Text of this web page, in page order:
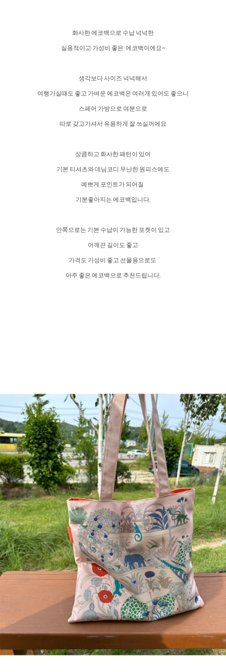
화사한 에코백으로 수납 넉넉한
실용적이고 가성비 좋은 에코백이에요~
생각보다 사이즈 넉넉해서
여행가실때도 좋고 가벼운 에코백은 여러개 있어도 좋으니
스페어 가방으로 여분으로
따로 갖고가셔서 유용하게 잘 쓰실꺼에요
상큼하고 화사한 패턴이 있어
기본 티셔츠와 데님코디 무난한 원피스에도
예쁘게 포인트가 되어질
기분좋아지는 에코백입니다.
안쪽으로는 기본 수납이 가능한 포켓이 있고
어깨끈 길이도 좋고
가격도 가성비 좋고 선물용으로도
아주 좋은 에코백으로 추천드립니다.